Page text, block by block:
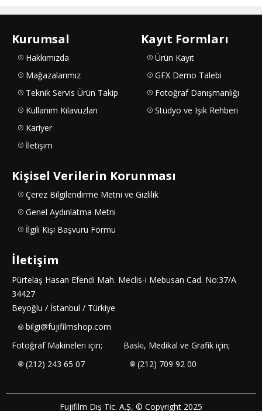
Kurumsal
Hakkımızda
Mağazalarımız
Teknik Servis Ürün Takip
Kullanım Kılavuzları
Kariyer
İletişim
Kayıt Formları
Ürün Kayıt
GFX Demo Talebi
Fotoğraf Danışmanlığı
Stüdyo ve Işık Rehberi
Kişisel Verilerin Korunması
Çerez Bilgilendirme Metni ve Gizlilik
Genel Aydınlatma Metni
İlgili Kişi Başvuru Formu
İletişim
Pürtelaş Hasan Efendi Mah. Meclis-i Mebusan Cad. No:37/A
34427
Beyoğlu / İstanbul / Türkiye
bilgi@fujifilmshop.com
Fotoğraf Makineleri için;
(212) 243 65 07
Baskı, Medikal ve Grafik için;
(212) 709 92 00
Fujifilm Dış Tic. A.Ş, © Copyright 2025